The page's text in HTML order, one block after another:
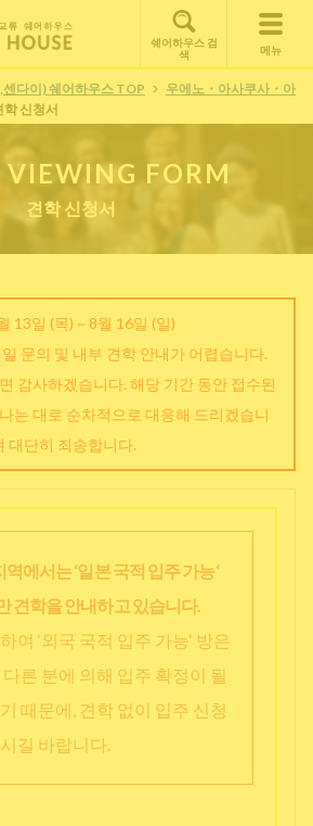
쉐어하우스 검
색
메뉴
다이) 쉐어하우스 TOP
우에노・아사쿠사・아
학 신청서
VIEWING FORM
견학 신청서
13일 (목) ~ 8월 16일 (일)
문의 및 내부 견학 안내가 어렵습니다.
감사하겠습니다. 해당 기간 동안 접수된
는 대로 순차적으로 대응해 드리겠습니
대단히 죄송합니다.
에서는 ‘일본 국적 입주 가능‘
견학을 안내하고 있습니다.
여 ‘외국 국적 입주 가능‘ 방은
른 분에 의해 입주 확정이 될
때문에, 견학 없이 입주 신청
길 바랍니다.